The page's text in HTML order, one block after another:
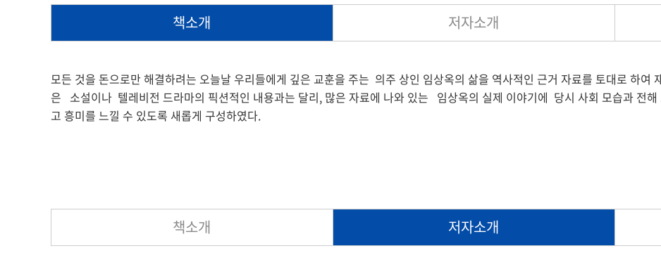
책소개 저자소개
모든 것을 돈으로만 해결하려는 오늘날 우리들에게 깊은 교훈을 주는 의주 상인 임상옥의 삶을 역사적인 근거 자료를 토대로 하여
은 소설이나 텔레비전 드라마의 픽션적인 내용과는 달리, 많은 자료에 나와 있는 임상옥의 실제 이야기에 당시 사회 모습과 전
고 흥미를 느낄 수 있도록 새롭게 구성하였다.
책소개 저자소개